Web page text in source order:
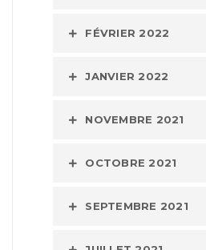
FÉVRIER 2022
JANVIER 2022
NOVEMBRE 2021
OCTOBRE 2021
SEPTEMBRE 2021